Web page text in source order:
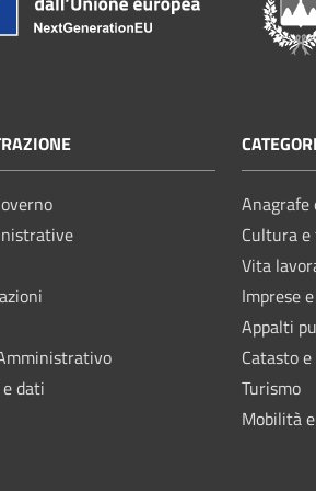
dati
Cultura
Vita
Imprese
Appalti
Catasto
Turismo
Mobilità